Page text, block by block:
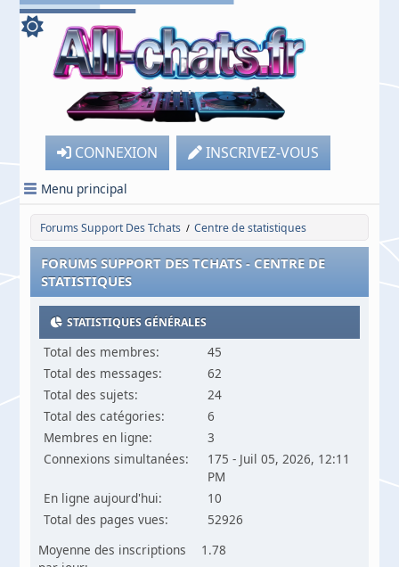
CONNEXION INSCRIVEZ-VOUS
Menu principal
Forums Support Des Tchats / Centre de statistiques
FORUMS SUPPORT DES TCHATS - CENTRE DE
STATISTIQUES
STATISTIQUES GÉNÉRALES
Total des membres:
45
Total des messages:
62
Total des sujets:
24
Total des catégories:
6
Membres en ligne:
3
Connexions simultanées:
175 - Juil 05, 2026, 12:11
PM
En ligne aujourd'hui:
10
Total des pages vues:
52926
Moyenne des inscriptions
1.78